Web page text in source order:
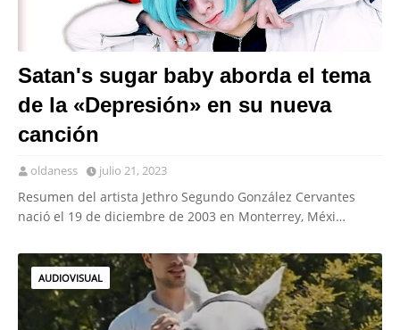
Satan's sugar baby aborda el tema
de la «Depresión» en su nueva
canción
oldaness julio 21, 2023
Resumen del artista Jethro Segundo González Cervantes
nació el 19 de diciembre de 2003 en Monterrey, Méxi…
AUDIOVISUAL